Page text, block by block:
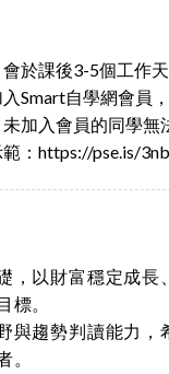
於課後3-5個工作
Smart自學網會員
加入會員的同學無
： https://pse.is/
，以財富穩定成長
標。
與趨勢判讀能力，
。